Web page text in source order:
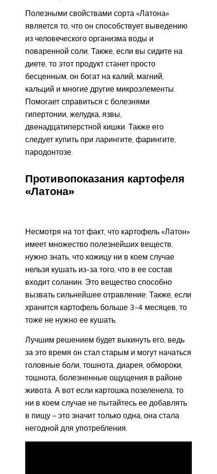
Полезными свойствами сорта «Латона»
является то, что он способствует выведению
из человеческого организма воды и
поваренной соли. Также, если вы сидите на
диете, то этот продукт станет просто
бесценным, он богат на калий, магний,
кальций и многие другие микроэлементы.
Помогает справиться с болезнями
гипертонии, желудка, язвы,
двенадцатиперстной кишки. Также его
следует купить при ларингите, фарингите,
пародонтозе.
Противопоказания картофеля
«Латона»
Несмотря на тот факт, что картофель «Латон»
имеет множество полезнейших веществ,
нужно знать, что кожицу ни в коем случае
нельзя кушать из-за того, что в ее состав
входит соланин. Это вещество способно
вызвать сильнейшее отравление. Также, если
хранится картофель больше 3-4 месяцев, то
тоже не нужно ее кушать.
Лучшим решением будет выкинуть его, ведь
за это время он стал старым и могут начаться
головные боли, тошнота, диарея, обмороки,
тошнота, болезненные ощущения в районе
живота. А вот если картошка позеленела, то
ни в коем случае не пытайтесь ее добавлять
в пищу – это значит только одна, она стала
негодной для употребления.